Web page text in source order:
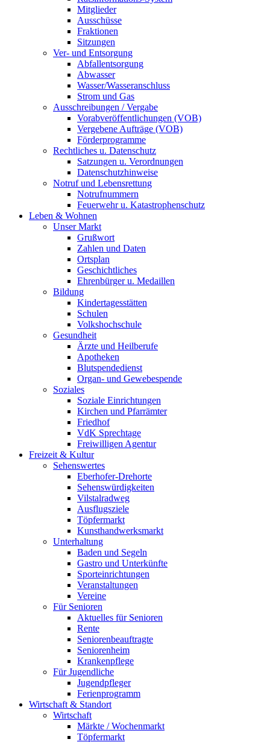
Mitglieder
Ausschüsse
Fraktionen
Sitzungen
Ver- und Entsorgung
Abfallentsorgung
Abwasser
Wasser/Wasseranschluss
Strom und Gas
Ausschreibungen / Vergabe
Vorabveröffentlichungen (VOB)
Vergebene Aufträge (VOB)
Förderprogramme
Rechtliches u. Datenschutz
Satzungen u. Verordnungen
Datenschutzhinweise
Notruf und Lebensrettung
Notrufnummern
Feuerwehr u. Katastrophenschutz
Leben & Wohnen
Unser Markt
Grußwort
Zahlen und Daten
Ortsplan
Geschichtliches
Ehrenbürger u. Medaillen
Bildung
Kindertagesstätten
Schulen
Volkshochschule
Gesundheit
Ärzte und Heilberufe
Apotheken
Blutspendedienst
Organ- und Gewebespende
Soziales
Soziale Einrichtungen
Kirchen und Pfarrämter
Friedhof
VdK Sprechtage
Freiwilligen Agentur
Freizeit & Kultur
Sehenswertes
Eberhofer-Drehorte
Sehenswürdigkeiten
Vilstalradweg
Ausflugsziele
Töpfermarkt
Kunsthandwerksmarkt
Unterhaltung
Baden und Segeln
Gastro und Unterkünfte
Sporteinrichtungen
Veranstaltungen
Vereine
Für Senioren
Aktuelles für Senioren
Rente
Seniorenbeauftragte
Seniorenheim
Krankenpflege
Für Jugendliche
Jugendpfleger
Ferienprogramm
Wirtschaft & Standort
Wirtschaft
Märkte / Wochenmarkt
Töpfermarkt